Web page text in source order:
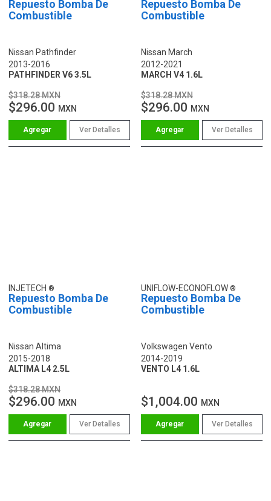
Repuesto Bomba De
Combustible
Nissan Pathfinder
2013-2016
PATHFINDER V6 3.5L
$318.28 MXN
$296.00 MXN
Ver Detalles
Repuesto Bomba De
Combustible
Nissan March
2012-2021
MARCH V4 1.6L
$318.28 MXN
$296.00 MXN
Ver Detalles
INJETECH
Repuesto Bomba De
Combustible
Nissan Altima
2015-2018
ALTIMA L4 2.5L
$318.28 MXN
$296.00 MXN
Ver Detalles
UNIFLOW-ECONOFLOW
Repuesto Bomba De
Combustible
Volkswagen Vento
2014-2019
VENTO L4 1.6L
$1,004.00 MXN
Ver Detalles